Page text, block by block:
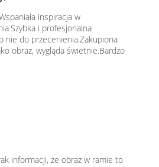
inspiracja w
i profesjonalna
nie do przecenienia.Zakupiona
obraz, wygląda świetnie.Bardzo
informacji, że obraz w ramie to